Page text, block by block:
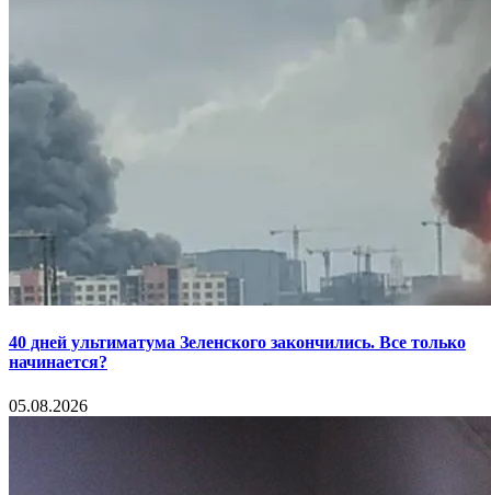
40 дней ультиматума Зеленского закончились. Все только
начинается?
05.08.2026